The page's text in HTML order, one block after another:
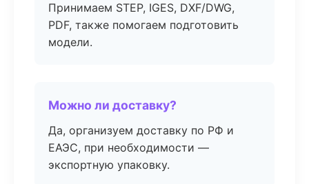
Принимаем STEP, IGES, DXF/DWG,
PDF, также помогаем подготовить
модели.
Можно ли доставку?
Да, организуем доставку по РФ и
ЕАЭС, при необходимости —
экспортную упаковку.